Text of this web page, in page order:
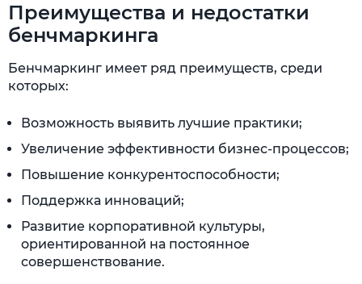
Преимущества и недостатки
бенчмаркинга
Бенчмаркинг имеет ряд преимуществ, среди
которых:
Возможность выявить лучшие практики;
Увеличение эффективности бизнес-процессов;
Повышение конкурентоспособности;
Поддержка инноваций;
Развитие корпоративной культуры,
ориентированной на постоянное
совершенствование.